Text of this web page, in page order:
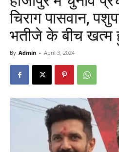
चिराग पासवान,
भतीजे के बीच खत्म
By Admin - April 3, 2024